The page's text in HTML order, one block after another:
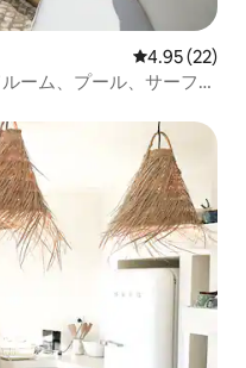
レビュー22
4.95 (22)
ーム、プール、サーフビ